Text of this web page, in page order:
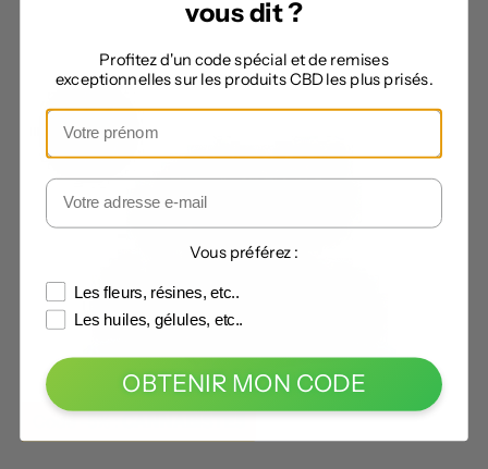
Code -5% :CANNABISTE5
vous dit ?
Profitez d'un code spécial et de remises
exceptionnelles sur les produits CBD les plus prisés.
Vous préférez :
Les fleurs, résines, etc..
Les huiles, gélules, etc..
OBTENIR MON CODE